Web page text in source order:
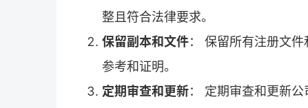
整且符合法律要求。
保留副本和文件： 保留所有注册文
参考和证明。
定期审查和更新： 定期审查和更新